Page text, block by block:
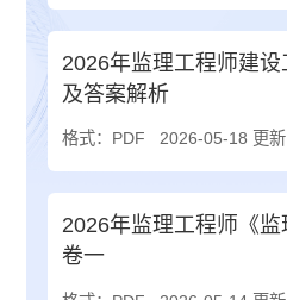
2026年监理工程师建
及答案解析
格式：PDF 2026-05-18 更新
2026年监理工程师《
卷一